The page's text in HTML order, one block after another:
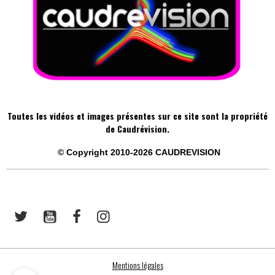
Toutes les vidéos et images présentes sur ce site sont la propriété
de Caudrévision.
© Copyright 2010-2026 CAUDREVISION
Mentions légales